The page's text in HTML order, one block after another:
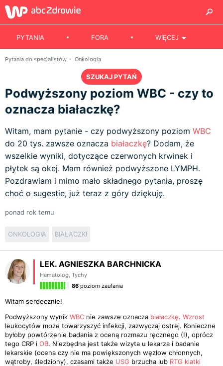
PYTANIA FORA WIĘCEJ
Pytania do specjalistów Onkologia
SZUKAJ PYTAŃ
Podwyższony poziom WBC - czy to
oznacza białaczkę?
Witam, mam pytanie - czy podwyższony poziom WBC
do 20 tys. zawsze oznacza białaczkę? Dodam, że
wszelkie wyniki, dotyczące czerwonych krwinek i
płytek są okej. Mam również podwyższone LYMPH.
Pozdrawiam i mimo mało składnego pytania, proszę
choć o sugestie, już teraz z góry dziękuję.
ponad rok temu
ONKOLOGIA BIAŁACZKI
LEK. AGNIESZKA BARCHNICKA
Hematolog, Tychy
86 poziom zaufania
Witam serdecznie!
Podwyższony wynik WBC nie zawsze oznacza białaczkę. Wzrost
leukocytów może towarzyszyć infekcji, zazwyczaj ostrej. Konieczne
byłoby powtórzenie badania z oceną rozmazu ręcznego (!), oprócz
tego CRP i OB. Niezbędna jest także wizyta u lekarza i badanie
lekarskie (ocena czy nie ma powiększonych węzłow chłonnych,
wątroby, śledziony), czasami także USG brzucha lub RTG klatki